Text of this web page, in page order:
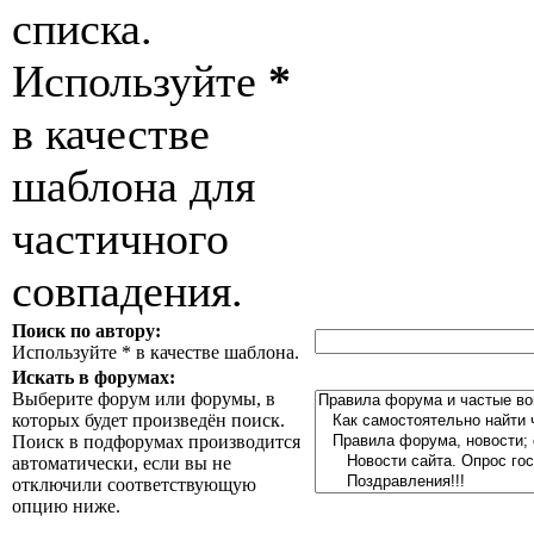
списка.
Используйте *
в качестве
шаблона для
частичного
совпадения.
Поиск по автору:
Используйте * в качестве шаблона.
Искать в форумах:
Выберите форум или форумы, в
которых будет произведён поиск.
Поиск в подфорумах производится
автоматически, если вы не
отключили соответствующую
опцию ниже.